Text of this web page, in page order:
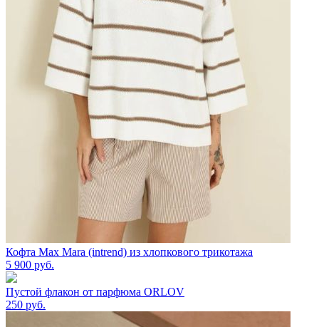
Кофта Max Mara (intrend) из хлопкового трикотажа
5 900 руб.
Пустой флакон от парфюма ORLOV
250 руб.